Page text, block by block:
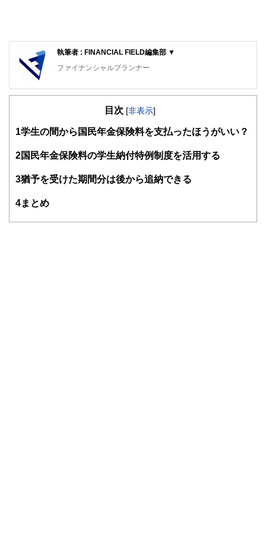
執筆者 : FINANCIAL FIELD編集部 ▼
ファイナンシャルプランナー
FinancialField編集部は、金融、経済に関する記事を、日々
知識がない方でも理解できるようわかりやすく発信していま
得者を中心に「お金や暮らし」に関する書籍・雑誌の編集経
験者で構成され、企画立案から記事掲載まですべての工程に
目次 [非表示]
1 学生の間から国民年金保険料を支払ったほうがいい？
2 国民年金保険料の学生納付特例制度を活用する
3猶予を受けた期間分は後から追納できる
4まとめ